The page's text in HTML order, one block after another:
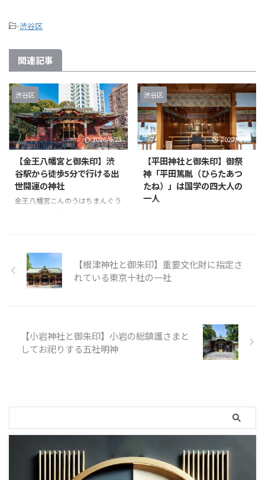
-渋谷区
関連記事
渋谷区
2026/6/23
【金王八幡宮と御朱印】渋
谷駅から徒歩5分で行ける出
世開運の神社
金王八幡宮こんのうはちまんぐう
絵馬「大江山鬼退治之図」その
一とその二 こちらは算額 金王
八幡宮の神門。慶長17年（西暦
ちはら社殿前。1月は初詣で参拝
する方が多いので案内が出ていま
した。 金王八幡宮の ...
渋谷区
2022/4/10
【平田神社と御朱印】御祭
神「平田篤胤（ひらたあつ
たね）」は国学の四大人の
一人
社の鳥居。 新宿から小田急線で
南新宿で降り、歩いて5分程度の
場所にあります。 平田神社の手
御祭神 神霊真柱平田篤胤大人命
（かむたまのみはしら ひらたあ
つたね うしのみこと） 主な祭
【根津神社と御朱印】重要文化財に指定さ
れている東京十社の一社
【小岩神社と御朱印】小岩の総鎮護さまと
してお祀りする五社明神